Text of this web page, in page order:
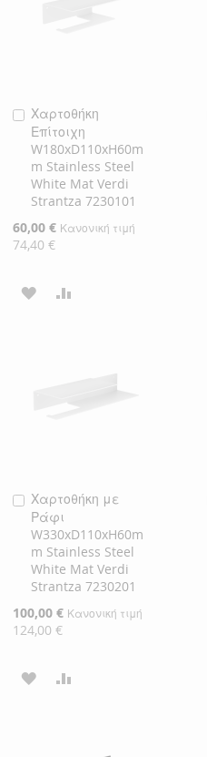
Χαρτοθήκη
Επίτοιχη
W180xD110xH60m
m Stainless Steel
White Mat Verdi
Strantza 7230101
Ειδική
Τιμή
60,00 € Κανονική τιμή
74,40 €
Προσθήκη
στο
Καλάθι
ΠΡΟΣΘΉΚΗ
Χαρτοθήκη με
Ράφι
W330xD110xH60m
m Stainless Steel
White Mat Verdi
Strantza 7230201
Ειδική
Τιμή
100,00 € Κανονική τιμή
124,00 €
Προσθήκη
στο
Καλάθι
ΠΡΟΣΘΉΚΗ